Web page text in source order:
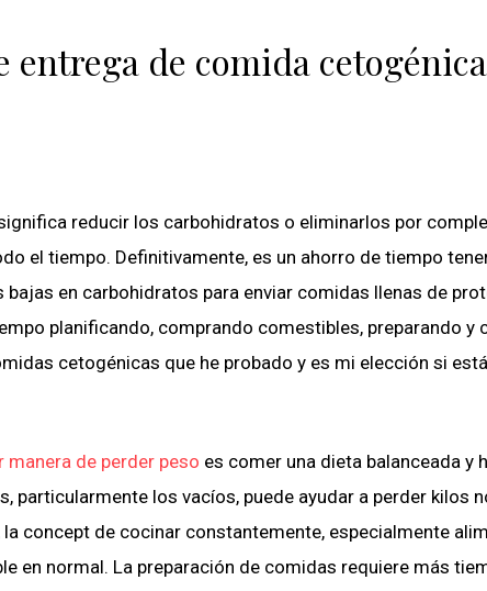
entrega de comida
reducir los carbohidratos o eliminarlos por
el tiempo. Definitivamente, es un ahorro de tiempo
en carbohidratos para enviar comidas llenas de
planificando, comprando comestibles, preparando y
cetogénicas que he probado y es mi elección si
manera de perder peso es comer una dieta balanceada y
particularmente los vacíos, puede ayudar a perder kilos
concept de cocinar constantemente, especialmente
en normal. La preparación de comidas requiere más